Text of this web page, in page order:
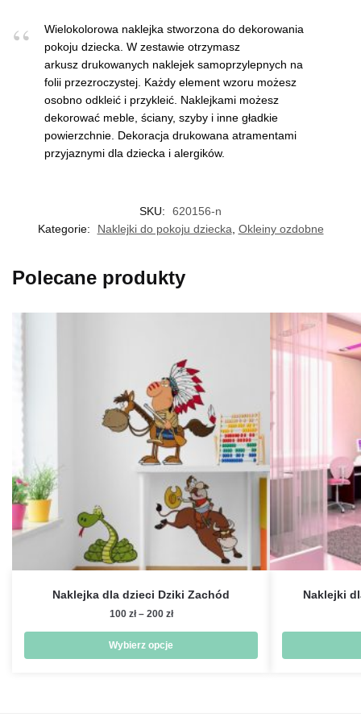
Wielokolorowa naklejka stworzona do dekorowania
pokoju dziecka. W zestawie otrzymasz
arkusz drukowanych naklejek samoprzylepnych na
folii przezroczystej. Każdy element wzoru możesz
osobno odkleić i przykleić. Naklejkami możesz
dekorować meble, ściany, szyby i inne gładkie
powierzchnie. Dekoracja drukowana atramentami
przyjaznymi dla dziecka i alergików.
SKU:
620156-n
Kategorie:
Naklejki do pokoju dziecka Okleiny ozdobne
Polecane produkty
Naklejka dla dzieci Dziki Zachód
100 zł – 200 złZakres
od
100 zł
Wybierz opcje
Naklejki